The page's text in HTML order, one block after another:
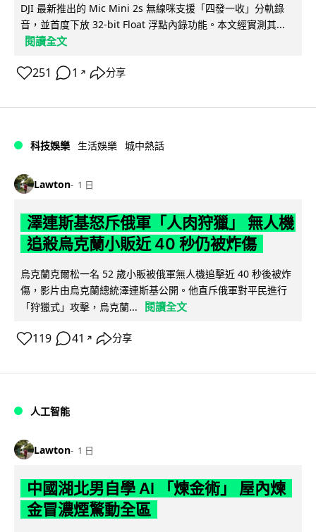
DJI 最新推出的 Mic Mini 2s 無線咪支援「四發一收」分軌錄
音，並首度下放 32-bit Float 浮點內錄功能。本文經實測其...
閱讀全文
251 1 ↗ 分享
科技娛樂 生活娛樂 城中熱話
Lawton 1 日
澤連斯基怒斥俄軍「人肉狩獵」 無人機
追殺烏克蘭小販近 40 秒仍被炸傷
烏克蘭克爾松一名 52 歲小販被俄軍無人機追擊近 40 秒後被炸
傷，影片由烏克蘭總統澤連斯基公開。他直斥俄軍對平民進行
「狩獵式」攻擊，烏克蘭...
閱讀全文
119 41 ↗ 分享
人工智能
Lawton 1 日
中國湖北男自學 AI 「煉金術」 屋內煉
金冒濃煙驚動全區